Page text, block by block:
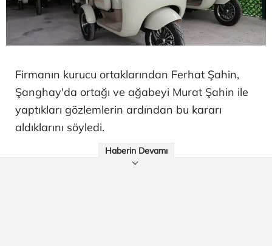
Firmanın kurucu ortaklarından Ferhat Şahin,
Şanghay'da ortağı ve ağabeyi Murat Şahin ile
yaptıkları gözlemlerin ardından bu kararı
aldıklarını söyledi.
Haberin Devamı